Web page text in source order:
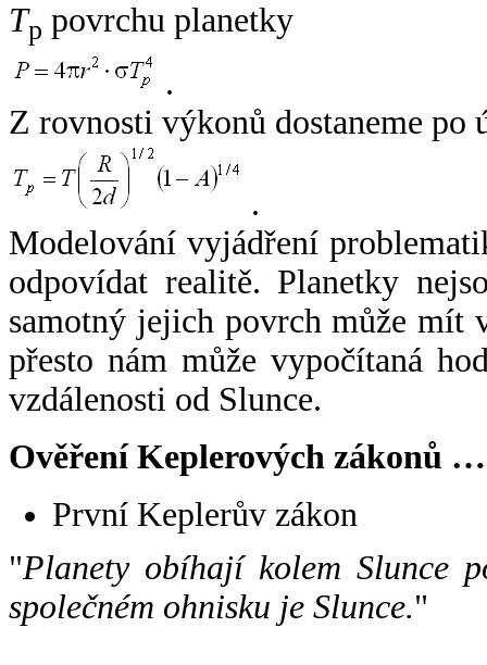
Tp povrchu planetky
.
Z rovnosti výkonů dostaneme po
.
Modelování vyjádření
odpovídat realitě. Planetky
samotný jejich povrch může mít
přesto nám může vypočítaná
vzdálenosti od Slunce.
Ověření Keplerových zákonů …
První Keplerův zákon
"Planety obíhají kolem Slunce
společném ohnisku je Slunce."